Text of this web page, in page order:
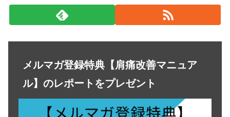
メルマガ登録特典【肩痛改善マニュア
ル】のレポートをプレゼント